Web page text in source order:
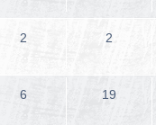
2 2
6 19